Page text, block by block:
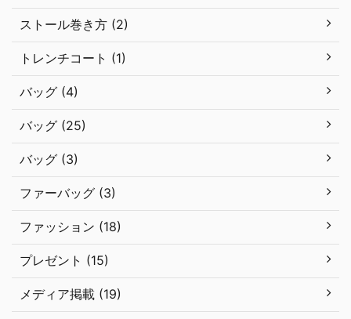
ストール巻き方 (2)
トレンチコート (1)
バッグ (4)
バッグ (25)
バッグ (3)
ファーバッグ (3)
ファッション (18)
プレゼント (15)
メディア掲載 (19)